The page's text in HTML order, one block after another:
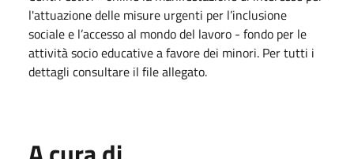
l'attuazione delle misure urgenti per l’inclusione
sociale e l’accesso al mondo del lavoro - fondo per le
attività socio educative a favore dei minori. Per tutti i
dettagli consultare il file allegato.